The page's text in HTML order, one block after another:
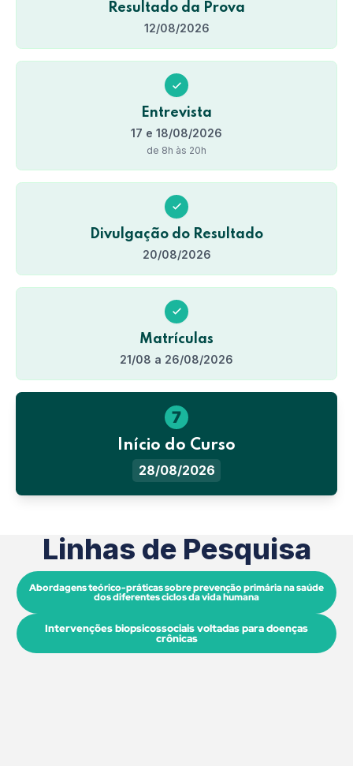
Resultado da Prova
12/08/2026
Entrevista
17 e 18/08/2026
de 8h às 20h
Divulgação do Resultado
20/08/2026
Matrículas
21/08 a 26/08/2026
7
Início do Curso
28/08/2026
Linhas de Pesquisa
Abordagens teórico-práticas sobre prevenção primária na saúde
dos diferentes ciclos da vida humana
Intervenções biopsicossociais voltadas para doenças
crônicas